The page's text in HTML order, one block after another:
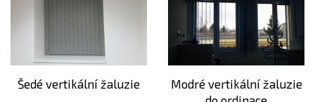
Šedé vertikální žaluzie
Modré vertikální žaluzie